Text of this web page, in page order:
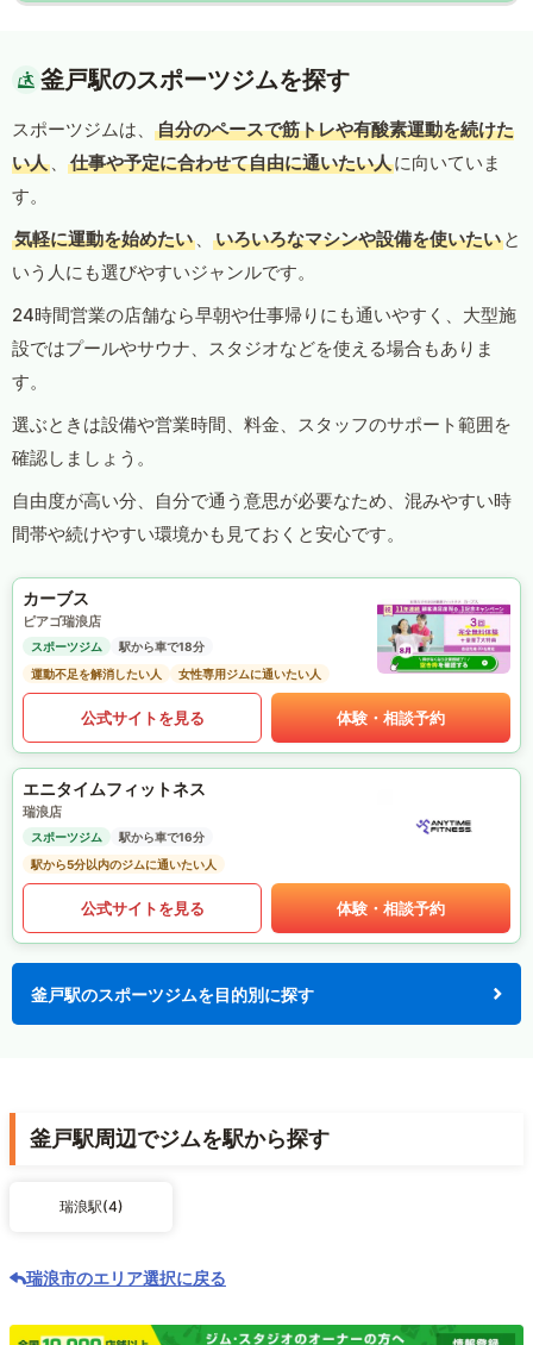
釜戸駅のスポーツジムを探す
スポーツジムは、
自分のペースで筋トレや有酸素運動を続けた
い人 、 仕事や予定に合わせて自由に通いたい人に向いていま
す。
気軽に運動を始めたい 、 いろいろなマシンや設備を使いたい と
いう人にも選びやすいジャンルです。
24時間営業の店舗なら早朝や仕事帰りにも通いやすく、大型施
設ではプールやサウナ、スタジオなどを使える場合もありま
す。
選ぶときは設備や営業時間、料金、スタッフのサポート範囲を
確認しましょう。
自由度が高い分、自分で通う意思が必要なため、混みやすい時
間帯や続けやすい環境かも見ておくと安心です。
カーブス
ピアゴ瑞浪店
スポーツジム
駅から車で18分
運動不足を解消したい人
女性専用ジムに通いたい人
公式サイトを見る 体験・相談予約
エニタイムフィットネス
瑞浪店
スポーツジム
駅から車で16分
駅から5分以内のジムに通いたい人
公式サイトを見る 体験・相談予約
釜戸駅のスポーツジムを目的別に探す
釜戸駅周辺でジムを駅から探す
瑞浪駅(4)
瑞浪市のエリア選択に戻る